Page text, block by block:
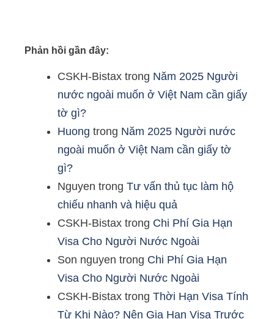
Phản hồi gần đây:
CSKH-Bistax trong Năm 2025 Người
nước ngoài muốn ở Việt Nam cần giấy
tờ gì?
Huong trong Năm 2025 Người nước
ngoài muốn ở Việt Nam cần giấy tờ
gì?
Nguyen trong Tư vấn thủ tục làm hộ
chiếu nhanh và hiệu quả
CSKH-Bistax trong Chi Phí Gia Hạn
Visa Cho Người Nước Ngoài
Son nguyen trong Chi Phí Gia Hạn
Visa Cho Người Nước Ngoài
CSKH-Bistax trong Thời Hạn Visa Tính
Từ Khi Nào? Nên Gia Hạn Visa Trước